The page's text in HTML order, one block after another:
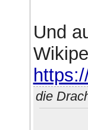
Und
die